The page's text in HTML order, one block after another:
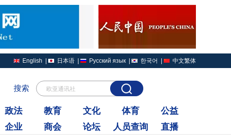
English 日本语 Русский язык 한국어 中文繁体
搜索 欧亚通讯社
政法 教育 文化 体育
公益
企业 商会 论坛 人员查询 直播